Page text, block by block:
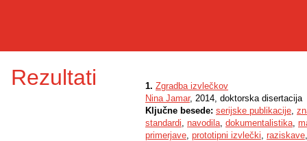
Rezultati 1. Zgradba izvlečkov
Nina Jamar, 2014, doktorska disertacija
Ključne besede: serijske publikacije,
standardi, navodila, dokumentalistika,
primerjave, prototipni izvlečki, raziskave